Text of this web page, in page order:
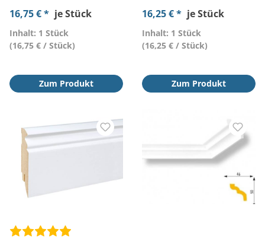
16,75 € * je Stück
Inhalt: 1 Stück
(16,75 € / Stück)
Zum Produkt
16,25 € * je Stück
Inhalt: 1 Stück
(16,25 € / Stück)
Zum Produkt